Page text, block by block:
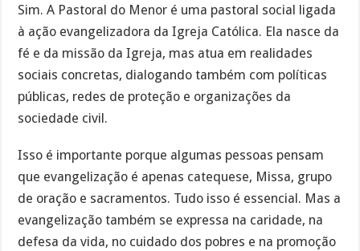
Sim. A Pastoral do Menor é uma pastoral social ligada
à ação evangelizadora da Igreja Católica. Ela nasce da
fé e da missão da Igreja, mas atua em realidades
sociais concretas, dialogando também com políticas
públicas, redes de proteção e organizações da
sociedade civil.
Isso é importante porque algumas pessoas pensam
que evangelização é apenas catequese, Missa, grupo
de oração e sacramentos. Tudo isso é essencial. Mas a
evangelização também se expressa na caridade, na
defesa da vida, no cuidado dos pobres e na promoção